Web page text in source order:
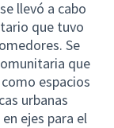
llevó a cabo
que tuvo
Se
que
espacios
urbanas
ejes para el